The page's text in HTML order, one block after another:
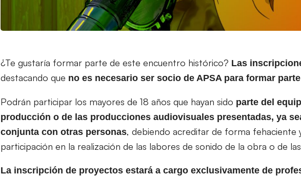
¿Te gustaría formar parte de este encuentro histórico? Las
destacando que no es necesario ser socio de APSA para formar
Podrán participar los mayores de 18 años que hayan sido parte del
producción o de las producciones audiovisuales presentadas, ya
conjunta con otras personas, debiendo acreditar de forma fehaciente
participación en la realización de las labores de sonido de la obra o de
La inscripción de proyectos estará a cargo exclusivamente de